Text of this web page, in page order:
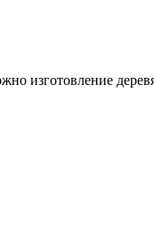
изготовление